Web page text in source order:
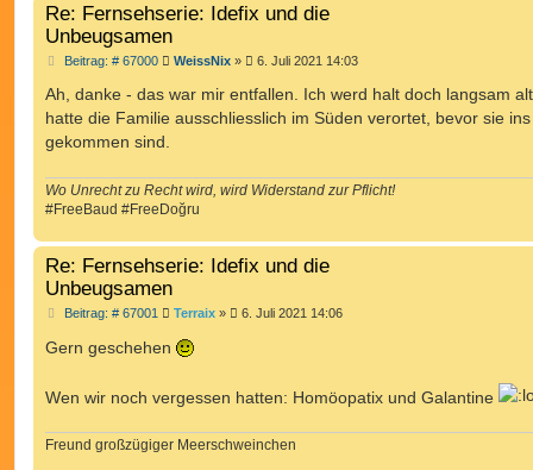
Re: Fernsehserie: Idefix und die
Unbeugsamen
Beitrag: # 67000B
i
r
a
g
WeissNix» 6. Juli 2021 14:03
Ah, danke - das war mir entfallen. Ich werd halt doch langsam
hatte die Familie ausschliesslich im Süden verortet, bevor sie
gekommen sind.
Wo Unrecht zu Recht wird, wird Widerstand zur Pflicht!
#FreeBaud #FreeDoğru
Re: Fernsehserie: Idefix und die
Unbeugsamen
Beitrag: # 67001 B
i
t
g
Terraix» 6. Juli 2021 14:06
Gern geschehen
Wen wir noch vergessen hatten: Homöopatix und Galantine
Freund großzügiger Meerschweinchen